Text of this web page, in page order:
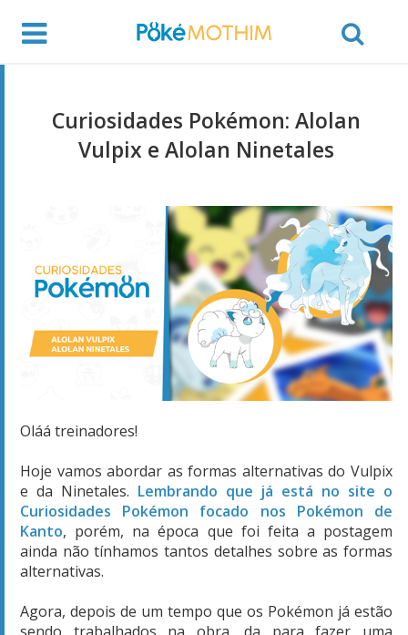
Curiosidades Pokémon: Alolan
Vulpix e Alolan Ninetales
Oláá treinadores!
Hoje vamos abordar as formas alternativas do Vulpix
e da Ninetales. Lembrando que já está no site o
Curiosidades Pokémon focado nos Pokémon de
Kanto, porém, na época que foi feita a postagem
ainda não tínhamos tantos detalhes sobre as formas
alternativas.
Agora, depois de um tempo que os Pokémon já estão